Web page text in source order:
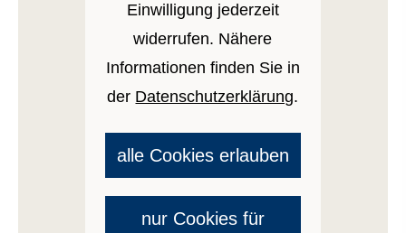
Einwilligung jederzeit
widerrufen. Nähere
Informationen finden Sie in
der Datenschutzerklärung.
alle Cookies erlauben
nur Cookies für